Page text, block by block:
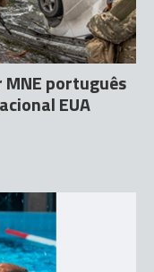
português
EUA